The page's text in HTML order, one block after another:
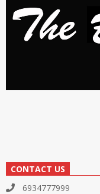
CONTACT US
6934777999